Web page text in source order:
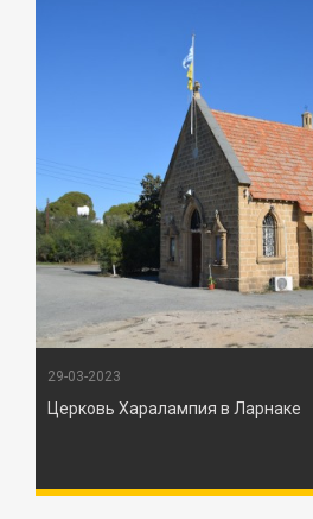
29-03-2023
Церковь Харалампия в Ларнаке